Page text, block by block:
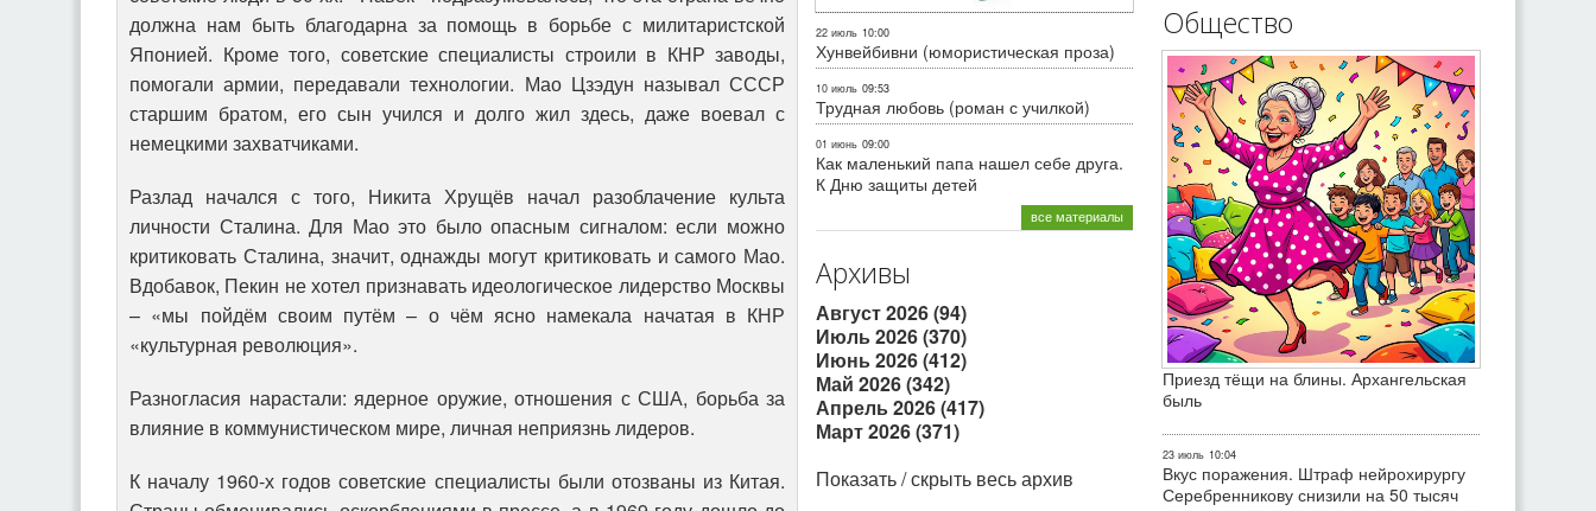
должна нам быть благодарна за помощь в борьбе с милитаристской
Японией. Кроме того, советские специалисты строили в КНР заводы,
помогали армии, передавали технологии. Мао Цзэдун называл СССР
старшим братом, его сын учился и долго жил здесь, даже воевал с
немецкими захватчиками.
Разлад начался с того, Никита Хрущёв начал разоблачение культа
личности Сталина. Для Мао это было опасным сигналом: если можно
критиковать Сталина, значит, однажды могут критиковать и самого Мао.
Вдобавок, Пекин не хотел признавать идеологическое лидерство Москвы
– «мы пойдём своим путём – о чём ясно намекала начатая в КНР
«культурная революция».
Разногласия нарастали: ядерное оружие, отношения с США, борьба за
влияние в коммунистическом мире, личная неприязнь лидеров.
К началу 1960-х годов советские специалисты были отозваны из Китая.
22 июль 10:00
Хунвейбивни (юмористическая проза)
10 июль 09:53
Трудная любовь (роман с училкой)
01 июнь 09:00
Как маленький папа нашел себе друга.
К Дню защиты детей
все материалы
Архивы
Август 2026 (94)
Июль 2026 (370)
Июнь 2026 (412)
Май 2026 (342)
Апрель 2026 (417)
Март 2026 (371)
Показать / скрыть весь архив
Общество
Приезд тёщи на блины. Архангельская
быль
23 июль 10:04
Вкус поражения. Штраф нейрохирургу
Серебренникову снизили на 50 тысяч